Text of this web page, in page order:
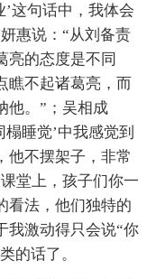
这句话中，我体会
惠说：“从刘备责
亮的态度是不同
瞧不起诸葛亮，而
他。”；吴相成
睡觉’中我感觉到
他不摆架子，非常
堂上，孩子们你一
看法，他们独特的
我激动得只会说“你
的话了。